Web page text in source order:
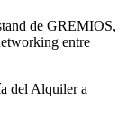
de GREMIOS,
entre
del Alquiler a